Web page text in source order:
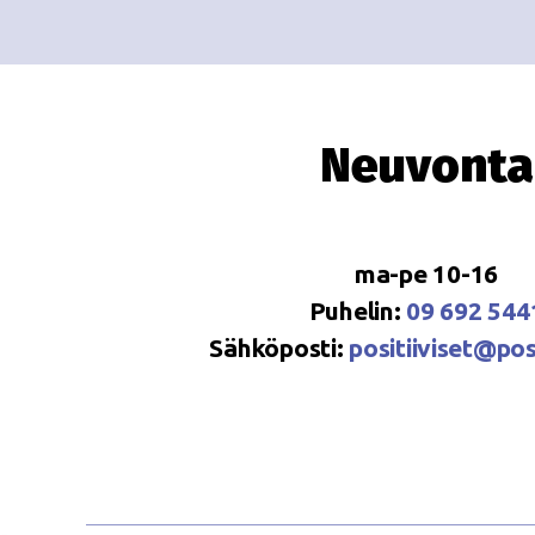
Neuvonta
ma-pe 10-16
Puhelin: 09 692
Sähköposti: